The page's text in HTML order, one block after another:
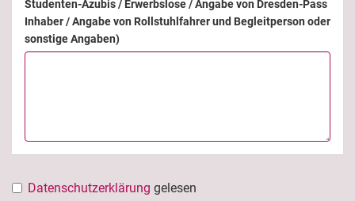
Studenten-Azubis / Erwerbslose / Angabe von Dresden-Pass
Inhaber / Angabe von Rollstuhlfahrer und Begleitperson oder
sonstige Angaben)
Datenschutzerklärung gelesen